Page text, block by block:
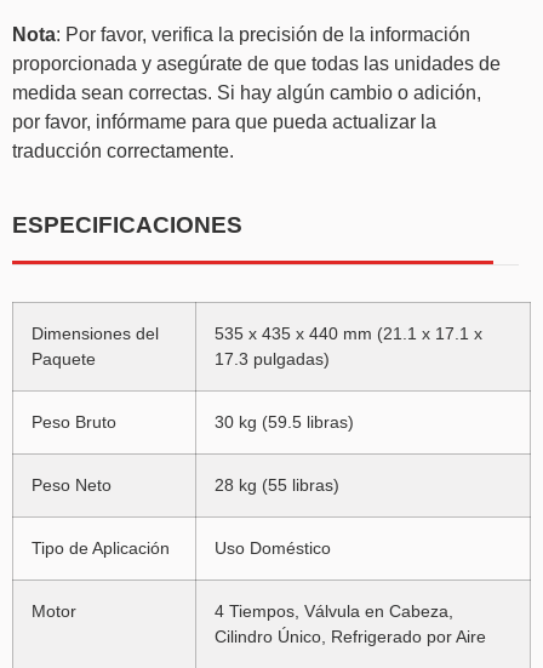
Nota: Por favor, verifica la precisión de la información
proporcionada y asegúrate de que todas las unidades de
medida sean correctas. Si hay algún cambio o adición,
por favor, infórmame para que pueda actualizar la
traducción correctamente.
ESPECIFICACIONES
Dimensiones del
Paquete
535 x 435 x 440 mm (21.1 x 17.1 x
17.3 pulgadas)
Peso Bruto 30 kg (59.5 libras)
Peso Neto 28 kg (55 libras)
Tipo de Aplicación Uso Doméstico
Motor
4 Tiempos, Válvula en Cabeza,
Cilindro Único, Refrigerado por Aire